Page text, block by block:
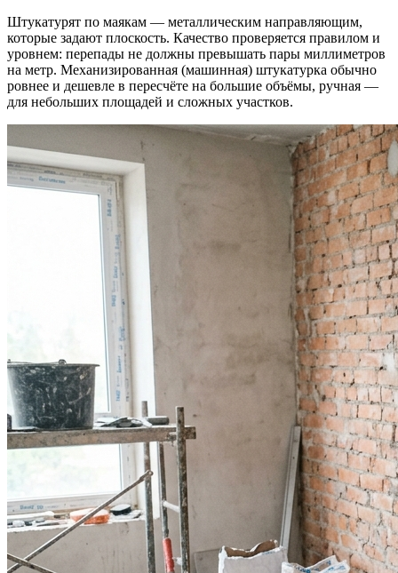
Штукатурят по маякам — металлическим направляющим,
которые задают плоскость. Качество проверяется правилом и
уровнем: перепады не должны превышать пары миллиметров
на метр. Механизированная (машинная) штукатурка обычно
ровнее и дешевле в пересчёте на большие объёмы, ручная —
для небольших площадей и сложных участков.